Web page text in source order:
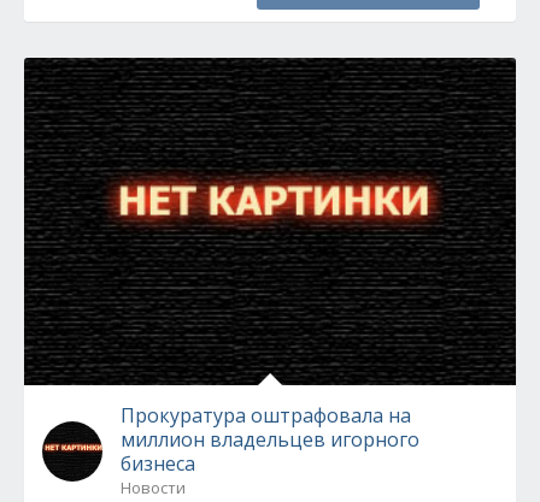
Прокуратура оштрафовала на
миллион владельцев игорного
бизнеса
Новости